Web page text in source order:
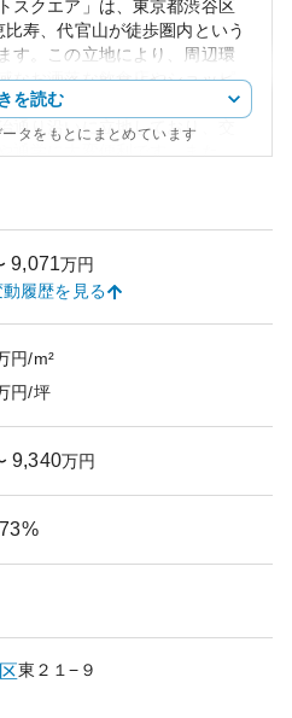
スクエア」は、東京都渋谷区
寿、代官山が徒歩圏内という
す。この立地により、周辺環
なお洒落な飲食店やショッピ
生活を満喫することができま
通り沿いに立地しており、交
ます。
渋谷区という都心の高価格帯
投資コストは高く、資産保有
です。賃貸需要は高く、不動
トスクエアは、築年数が経過
便性と周辺環境により、依然
を読む
タをもとにまとめています
9,071万円
履歴を見る
円/m²
円/坪
9,340万円
%
東 ２１−９